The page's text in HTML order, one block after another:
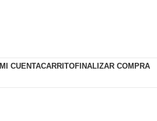
MI CUENTACARRITOFINALIZAR COMPRA